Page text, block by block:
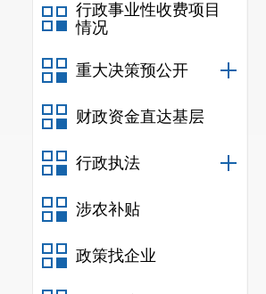
行政事业性收费项目
情况
重大决策预公开
财政资金直达基层
行政执法
涉农补贴
政策找企业